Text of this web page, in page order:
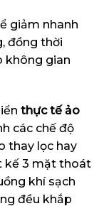
giảm nhanh
đồng thời
không gian
thực tế ảo
các chế độ
thay lọc hay
kế 3 mặt thoát
khí sạch
đều khắp